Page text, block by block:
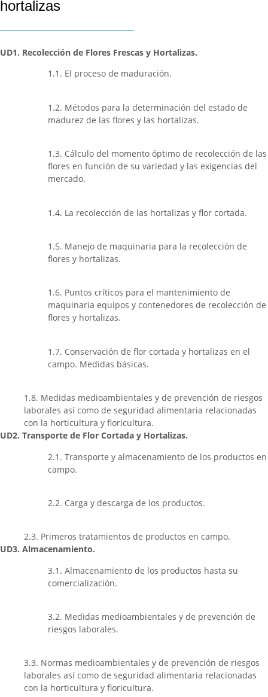
hortalizas
UD1. Recolección de Flores Frescas y Hortalizas.
1.1. El proceso de maduración.
1.2. Métodos para la determinación del estado de
madurez de las flores y las hortalizas.
1.3. Cálculo del momento óptimo de recolección de las
flores en función de su variedad y las exigencias del
mercado.
1.4. La recolección de las hortalizas y flor cortada.
1.5. Manejo de maquinaria para la recolección de
flores y hortalizas.
1.6. Puntos críticos para el mantenimiento de
maquinaria equipos y contenedores de recolección de
flores y hortalizas.
1.7. Conservación de flor cortada y hortalizas en el
campo. Medidas básicas.
1.8. Medidas medioambientales y de prevención de riesgos
laborales así como de seguridad alimentaria relacionadas
con la horticultura y floricultura.
UD2. Transporte de Flor Cortada y Hortalizas.
2.1. Transporte y almacenamiento de los productos en
campo.
2.2. Carga y descarga de los productos.
2.3. Primeros tratamientos de productos en campo.
UD3. Almacenamiento.
3.1. Almacenamiento de los productos hasta su
comercialización.
3.2. Medidas medioambientales y de prevención de
riesgos laborales.
3.3. Normas medioambientales y de prevención de riesgos
laborales así como de seguridad alimentaria relacionadas
con la horticultura y floricultura.